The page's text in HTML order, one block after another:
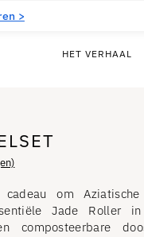
>
HET VERHAAL
om Aziatische
Jade Roller
composteerbare